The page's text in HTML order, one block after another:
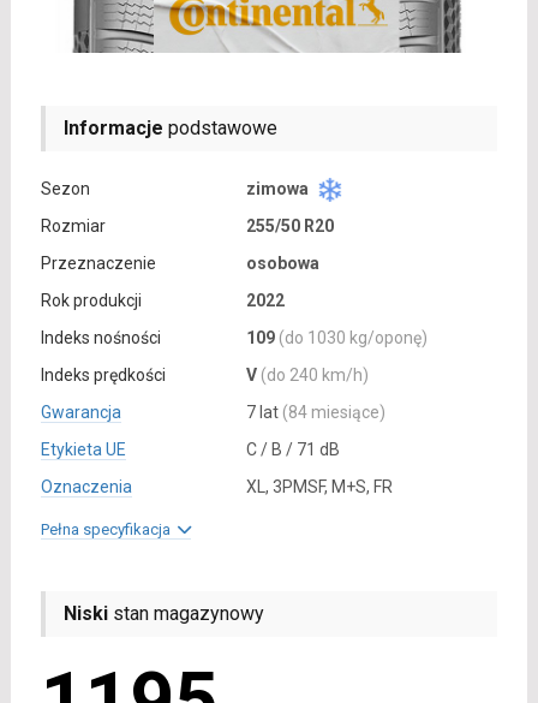
Informacje podstawowe
Sezon
zimowa
Rozmiar
255/50 R20
Przeznaczenie
osobowa
Rok produkcji
2022
Indeks nośności
109 (do 1030 kg/oponę)
Indeks prędkości
V (do 240 km/h)
Gwarancja
7 lat (84 miesiące)
Etykieta UE
C / B / 71 dB
Oznaczenia
XL, 3PMSF, M+S, FR
Pełna specyfikacja
Niskistan magazynowy